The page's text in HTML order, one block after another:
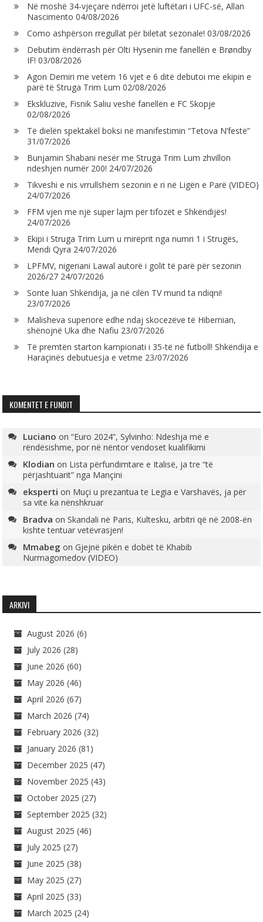
Në moshë 34-vjeçare ndërroi jetë luftëtari i UFC-së, Allan
Nascimento 04/08/2026
Como ashpërson rregullat për biletat sezonale! 03/08/2026
Debutim ëndërrash për Olti Hysenin me fanellën e Brøndby
IF! 03/08/2026
Agon Demiri me vetëm 16 vjet e 6 ditë debutoi me ekipin e
parë të Struga Trim Lum 02/08/2026
Ekskluzive, Fisnik Saliu veshë fanellën e FC Skopje
02/08/2026
Të dielën spektakël boksi në manifestimin “Tetova N’festë”
31/07/2026
Bunjamin Shabani nesër me Struga Trim Lum zhvillon
ndeshjen numër 200! 24/07/2026
Tikveshi e nis vrrullshëm sezonin e ri në Ligën e Parë (VIDEO)
24/07/2026
FFM vjen me një super lajm për tifozët e Shkëndijës!
24/07/2026
Ekipi i Struga Trim Lum u mirëprit nga numri 1 i Strugës,
Mendi Qyra 24/07/2026
LPFMV, nigeriani Lawal autorë i golit të parë për sezonin
2026/27 24/07/2026
Sonte luan Shkëndija, ja në cilën TV mund ta ndiqni!
23/07/2026
Malisheva superiore edhe ndaj skocezëve të Hibernian,
shënojnë Uka dhe Nafiu 23/07/2026
Të premtën starton kampionati i 35-të në futboll! Shkëndija e
Haraçinës debutuesja e vetme 23/07/2026
KOMENTET E FUNDIT
Luciano on“Euro 2024”, Sylvinho: Ndeshja më e
rëndësishme, por në nëntor vendoset kualifikimi
Klodian on Lista përfundimtare e Italisë, ja tre “të
përjashtuarit” nga Mançini
eksperti on Muçi u prezantua te Legia e Varshavës, ja për
sa vite ka nënshkruar
Bradva onSkandali në Paris, Kultesku, arbitri që në 2008-ën
kishte tentuar vetëvrasjen!
Mmabeg onGjejnë pikën e dobët të Khabib
Nurmagomedov (VIDEO)
ARKIVI
August 2026 (6)
July 2026 (28)
June 2026 (60)
May 2026 (46)
April 2026 (67)
March 2026 (74)
February 2026 (32)
January 2026 (81)
December 2025 (47)
November 2025 (43)
October 2025 (27)
September 2025 (32)
August 2025 (46)
July 2025 (27)
June 2025 (38)
May 2025 (27)
April 2025 (33)
March 2025 (24)